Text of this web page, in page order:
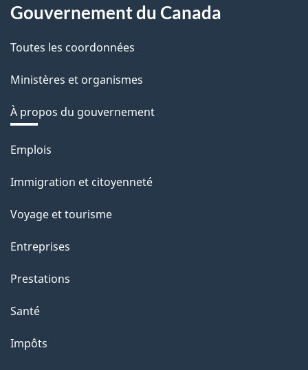
Gouvernement du Canada
Toutes les coordonnées
Ministères et organismes
À propos du gouvernement
Thèmes
sujets
Emplois
Immigration et citoyenneté
Voyage et tourisme
Entreprises
Prestations
Santé
Impôts